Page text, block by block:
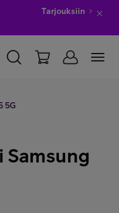
Tarjouksiin
5G
Samsung